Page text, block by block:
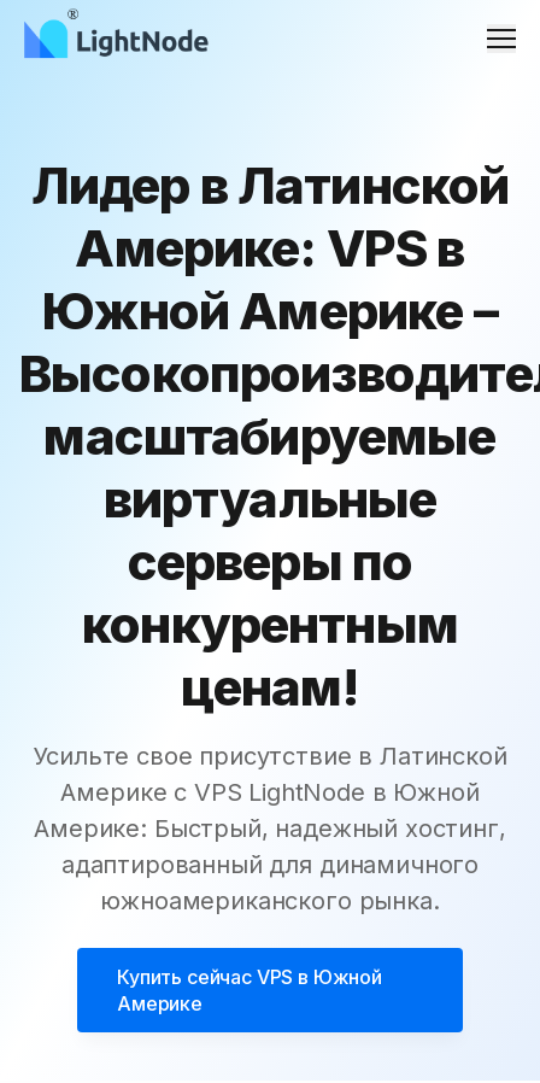
Лидер в Латинской
Америке: VPS в
Южной Америке –
масштабируемые
виртуальные
серверы по
конкурентным
ценам!
Усильте свое присутствие в Латинской
Америке с VPS LightNode в Южной
Америке: Быстрый, надежный хостинг,
адаптированный для динамичного
южноамериканского рынка.
Купить сейчас VPS в Южной
Америке